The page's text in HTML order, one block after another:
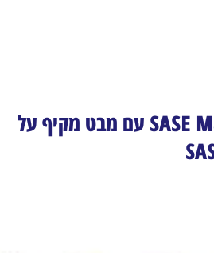
UBiqube משחררת לראשונה בתעשייה את SASE Map עם מבט מקיף על